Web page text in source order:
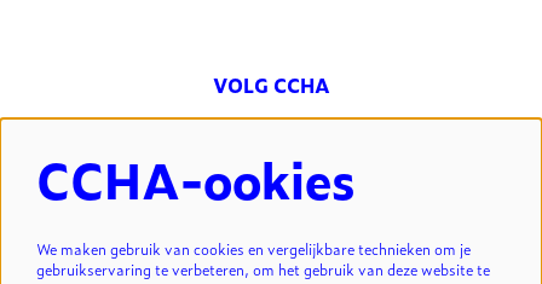
VOLG CCHA
CCHA-ookies
We maken gebruik van cookies en vergelijkbare technieken om je
gebruikservaring te verbeteren, om het gebruik van deze website te